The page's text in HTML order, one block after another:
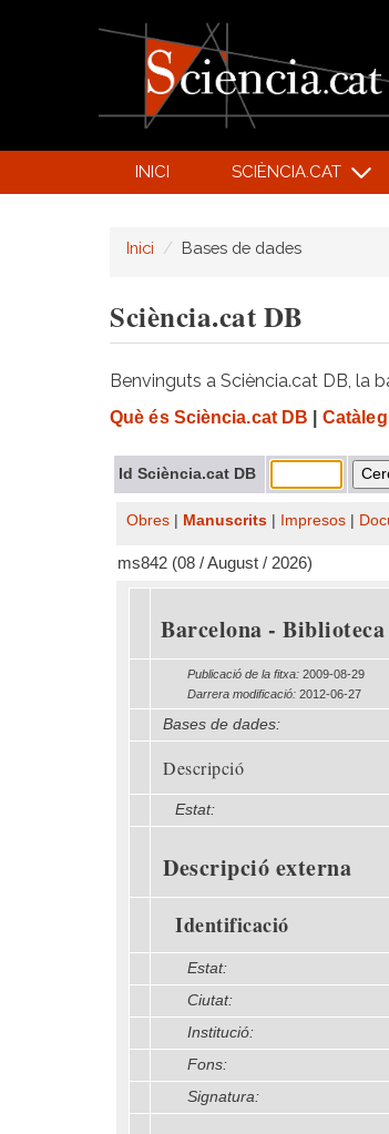
INICI SCIÈNCIA.CAT
Inici Bases de dades
Sciència.cat DB
Benvinguts a Sciència.cat DB, la
Què és Sciència.cat DB
Id Sciència.cat DB
Obres Manuscrits Impresos
ms842 (08 / August / 2026)
Barcelona -
Publicació de la fitxa: 2009-08-29
Darrera modificació: 2012-06-27
Bases de dades:
Descripció
Estat:
Descripció externa
Identificació
Estat:
Ciutat:
Institució:
Fons:
Signatura: